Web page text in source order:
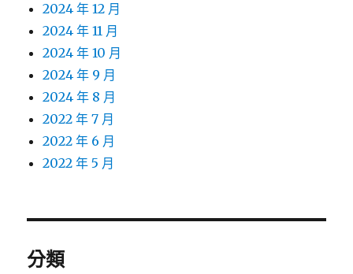
2024 年 12 月
2024 年 11 月
2024 年 10 月
2024 年 9 月
2024 年 8 月
2022 年 7 月
2022 年 6 月
2022 年 5 月
分類